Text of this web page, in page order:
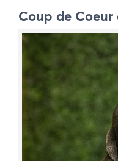
Coup de Coeur